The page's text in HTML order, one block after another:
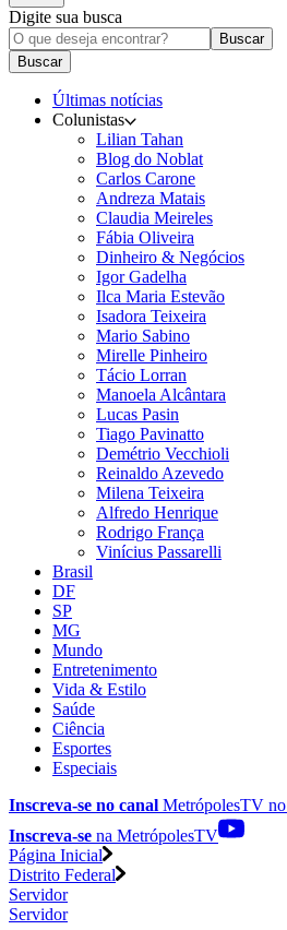
Digite sua busca
Buscar
Buscar
Últimas notícias
Colunistas
Lilian Tahan
Blog do Noblat
Carlos Carone
Andreza Matais
Claudia Meireles
Fábia Oliveira
Dinheiro & Negócios
Igor Gadelha
Ilca Maria Estevão
Isadora Teixeira
Mario Sabino
Mirelle Pinheiro
Tácio Lorran
Manoela Alcântara
Lucas Pasin
Tiago Pavinatto
Demétrio Vecchioli
Reinaldo Azevedo
Milena Teixeira
Alfredo Henrique
Rodrigo França
Vinícius Passarelli
Brasil
DF
SP
MG
Mundo
Entretenimento
Vida & Estilo
Saúde
Ciência
Esportes
Especiais
Inscreva-se no canal MetrópolesTV no
Inscreva-se na MetrópolesTV
Página Inicial
Distrito Federal
Servidor
Servidor